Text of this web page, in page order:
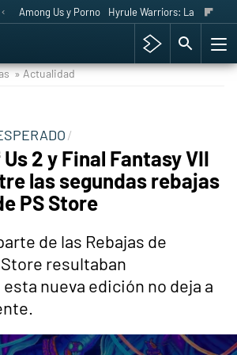
Among Us y Porno Hyrule Warriors: La Era del
» Actualidad
2 y Final Fantasy VII
las segundas rebajas
PS Store
de las Rebajas de
resultaban
nueva edición no deja a